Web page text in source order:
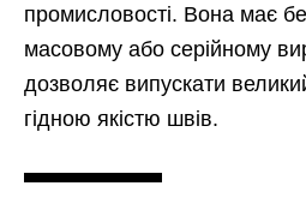
промисловості. Вона має
масовому або серійному
дозволяє випускати
гідною якістю швів.